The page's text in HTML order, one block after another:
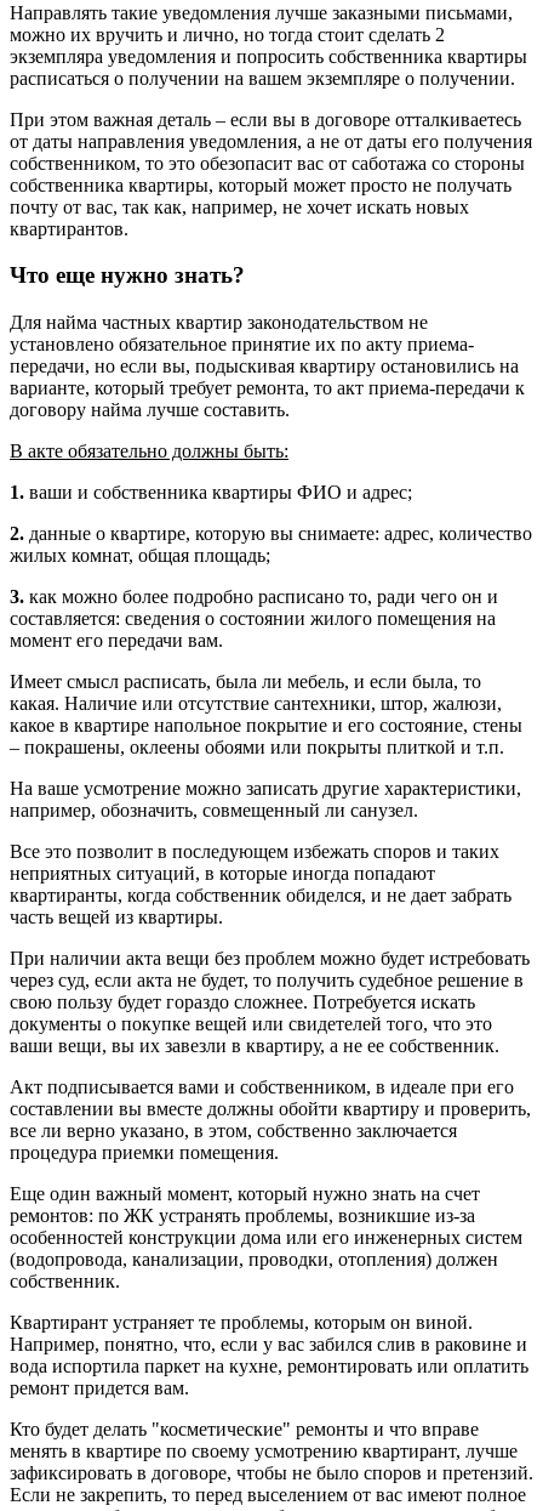
Направлять такие уведомления лучше заказными письмами,
можно их вручить и лично, но тогда стоит сделать 2
экземпляра уведомления и попросить собственника квартиры
расписаться о получении на вашем экземпляре о получении.
При этом важная деталь – если вы в договоре отталкиваетесь
от даты направления уведомления, а не от даты его получения
собственником, то это обезопасит вас от саботажа со стороны
собственника квартиры, который может просто не получать
почту от вас, так как, например, не хочет искать новых
квартирантов.
Что еще нужно знать?
Для найма частных квартир законодательством не
установлено обязательное принятие их по акту приема-
передачи, но если вы, подыскивая квартиру остановились на
варианте, который требует ремонта, то акт приема-передачи к
договору найма лучше составить.
В акте обязательно должны быть:
1. ваши и собственника квартиры ФИО и адрес;
2. данные о квартире, которую вы снимаете: адрес, количество
жилых комнат, общая площадь;
3. как можно более подробно расписано то, ради чего он и
составляется: сведения о состоянии жилого помещения на
момент его передачи вам.
Имеет смысл расписать, была ли мебель, и если была, то
какая. Наличие или отсутствие сантехники, штор, жалюзи,
какое в квартире напольное покрытие и его состояние, стены
– покрашены, оклеены обоями или покрыты плиткой и т.п.
На ваше усмотрение можно записать другие характеристики,
например, обозначить, совмещенный ли санузел.
Все это позволит в последующем избежать споров и таких
неприятных ситуаций, в которые иногда попадают
квартиранты, когда собственник обиделся, и не дает забрать
часть вещей из квартиры.
При наличии акта вещи без проблем можно будет истребовать
через суд, если акта не будет, то получить судебное решение в
свою пользу будет гораздо сложнее. Потребуется искать
документы о покупке вещей или свидетелей того, что это
ваши вещи, вы их завезли в квартиру, а не ее собственник.
Акт подписывается вами и собственником, в идеале при его
составлении вы вместе должны обойти квартиру и проверить,
все ли верно указано, в этом, собственно заключается
процедура приемки помещения.
Еще один важный момент, который нужно знать на счет
ремонтов: по ЖК устранять проблемы, возникшие из-за
особенностей конструкции дома или его инженерных систем
(водопровода, канализации, проводки, отопления) должен
собственник.
Квартирант устраняет те проблемы, которым он виной.
Например, понятно, что, если у вас забился слив в раковине и
вода испортила паркет на кухне, ремонтировать или оплатить
ремонт придется вам.
Кто будет делать "косметические" ремонты и что вправе
менять в квартире по своему усмотрению квартирант, лучше
зафиксировать в договоре, чтобы не было споров и претензий.
Если не закрепить, то перед выселением от вас имеют полное